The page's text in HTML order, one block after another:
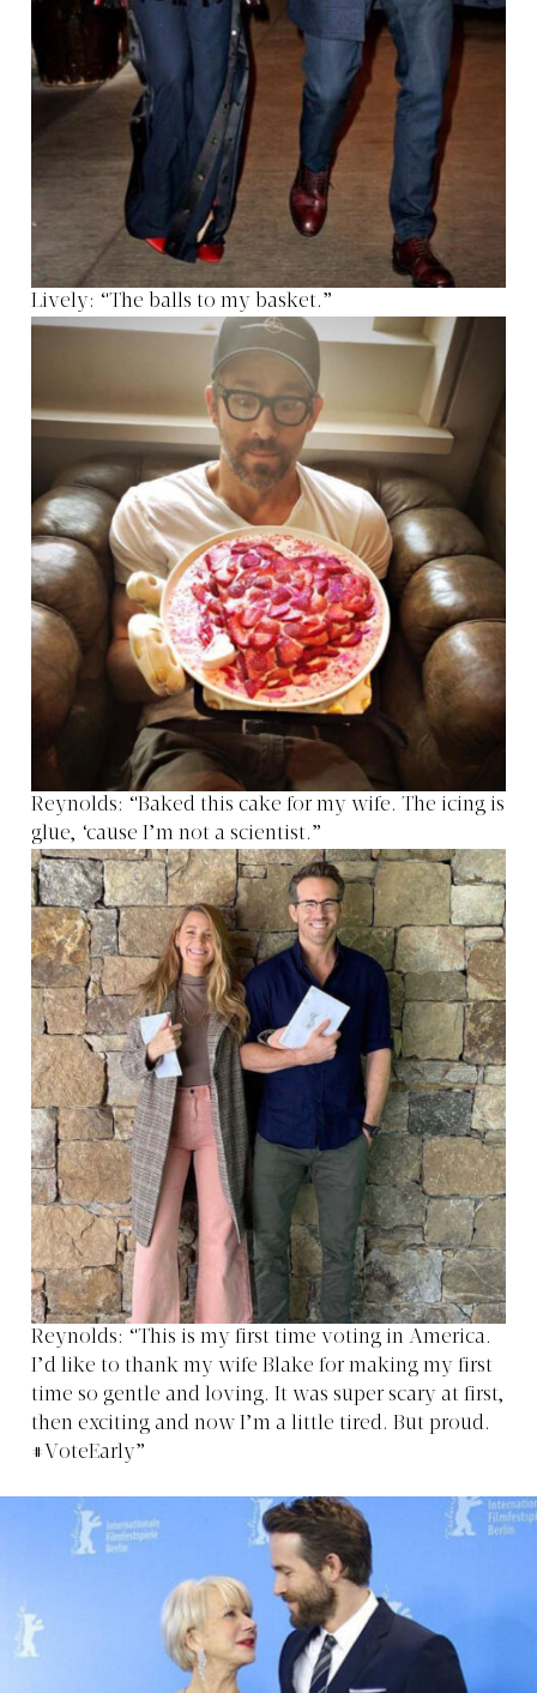
Lively: “The balls to my basket.”
Reynolds: “Baked this cake for my wife. The icing is
glue, ‘cause I’m not a scientist.”
Reynolds: “This is my first time voting in America.
I’d like to thank my wife Blake for making my first
time so gentle and loving. It was super scary at first,
then exciting and now I’m a little tired. But proud.
#VoteEarly”